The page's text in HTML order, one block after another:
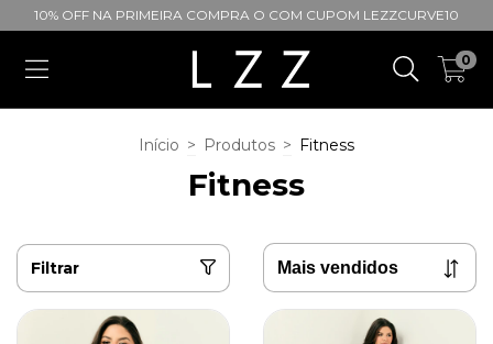
10% OFF NA PRIMEIRA COMPRA O COM CUPOM LEZZCURVE10
0
Início > Produtos > Fitness
Fitness
Filtrar